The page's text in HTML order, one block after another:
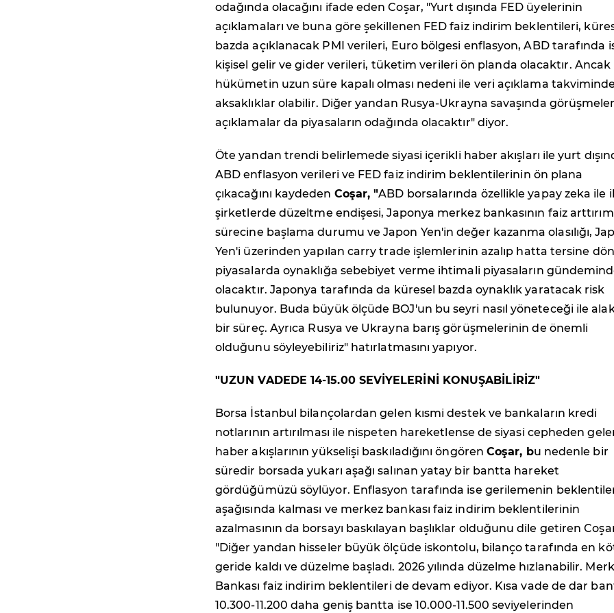
odağında olacağını ifade eden Coşar, "Yurt dışında FED üyelerinin
açıklamaları ve buna göre şekillenen FED faiz indirim beklentileri,
bazda açıklanacak PMI verileri, Euro bölgesi enflasyon, ABD tarafında
kişisel gelir ve gider verileri, tüketim verileri ön planda olacaktır. Ancak
hükümetin uzun süre kapalı olması nedeni ile veri açıklama takviminde
aksaklıklar olabilir. Diğer yandan Rusya-Ukrayna savaşında
açıklamalar da piyasaların odağında olacaktır" diyor.
Öte yandan trendi belirlemede siyasi içerikli haber akışları ile yurt
ABD enflasyon verileri ve FED faiz indirim beklentilerinin ön plana
çıkacağını kaydeden Coşar, "ABD borsalarında özellikle yapay zeka ile
şirketlerde düzeltme endişesi, Japonya merkez bankasının faiz arttırım
sürecine başlama durumu ve Japon Yen'in değer kazanma olasılığı,
Yen'i üzerinden yapılan carry trade işlemlerinin azalıp hatta tersine
piyasalarda oynaklığa sebebiyet verme ihtimali piyasaların
olacaktır. Japonya tarafında da küresel bazda oynaklık yaratacak risk
bulunuyor. Buda büyük ölçüde BOJ'un bu seyri nasıl yöneteceği ile
bir süreç. Ayrıca Rusya ve Ukrayna barış görüşmelerinin de önemli
olduğunu söyleyebiliriz" hatırlatmasını yapıyor.
"UZUN VADEDE 14-15.00 SEVİYELERİNİ KONUŞABİLİRİZ"
Borsa İstanbul bilançolardan gelen kısmi destek ve bankaların kredi
notlarının artırılması ile nispeten hareketlense de siyasi cepheden
haber akışlarının yükselişi baskıladığını öngören Coşar, bu nedenle bir
süredir borsada yukarı aşağı salınan yatay bir bantta hareket
gördüğümüzü söylüyor. Enflasyon tarafında ise gerilemenin
aşağısında kalması ve merkez bankası faiz indirim beklentilerinin
azalmasının da borsayı baskılayan başlıklar olduğunu dile getiren
"Diğer yandan hisseler büyük ölçüde iskontolu, bilanço tarafında en
geride kaldı ve düzelme başladı. 2026 yılında düzelme hızlanabilir.
Bankası faiz indirim beklentileri de devam ediyor. Kısa vade de dar
10.300-11.200 daha geniş bantta ise 10.000-11.500 seviyelerinden